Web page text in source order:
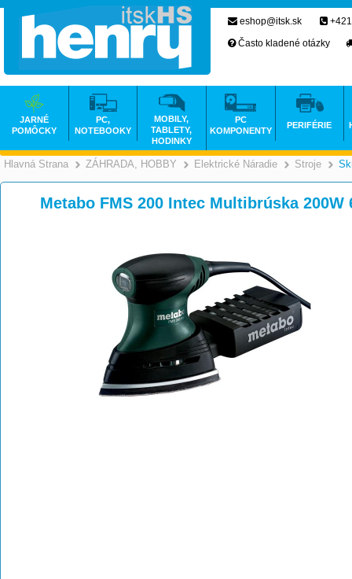
Hlavná Strana >
ZÁHRADA, HOBBY >
Elektrické Náradie Stroje
Metabo FMS 200 Intec Multibrúska 200W
eshop@itsk.sk
Často kladené otázky
JARNÉ
POMÔCKY
PC,
NOTEBOOKY
MOBILY,
TABLETY,
HODINKY
PC
KOMPONENTY
PERIFÉRIE